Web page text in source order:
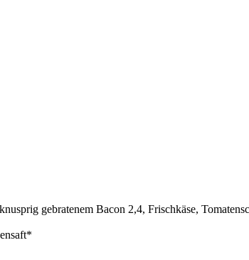
gebratenem Bacon 2,4, Frischkäse,